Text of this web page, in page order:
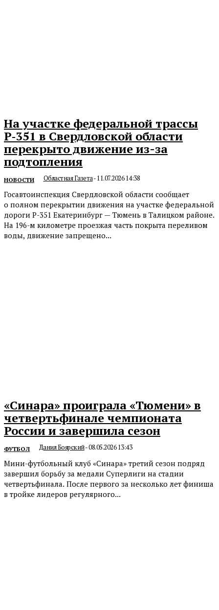
На участке федеральной трассы
Р‑351 в Свердловской области
перекрыто движение из-за
подтопления
НОВОСТИ Областная Газета-11.07.2026 14:38
Госавтоинспекция Свердловской области сообщает
о полном перекрытии движения на участке федеральной
дороги Р-351 Екатеринбург — Тюмень в Талицком районе.
На 196-м километре проезжая часть покрыта переливом
воды, движение запрещено...
«Синара» проиграла «Тюмени» в
четвертьфинале чемпионата
России и завершила сезон
ФУТБОЛ Данил Боярский-08.05.2026 13:43
Мини-футбольный клуб «Синара» третий сезон подряд
завершил борьбу за медали Суперлиги на стадии
четвертьфинала. После первого за несколько лет финиша
в тройке лидеров регулярного...